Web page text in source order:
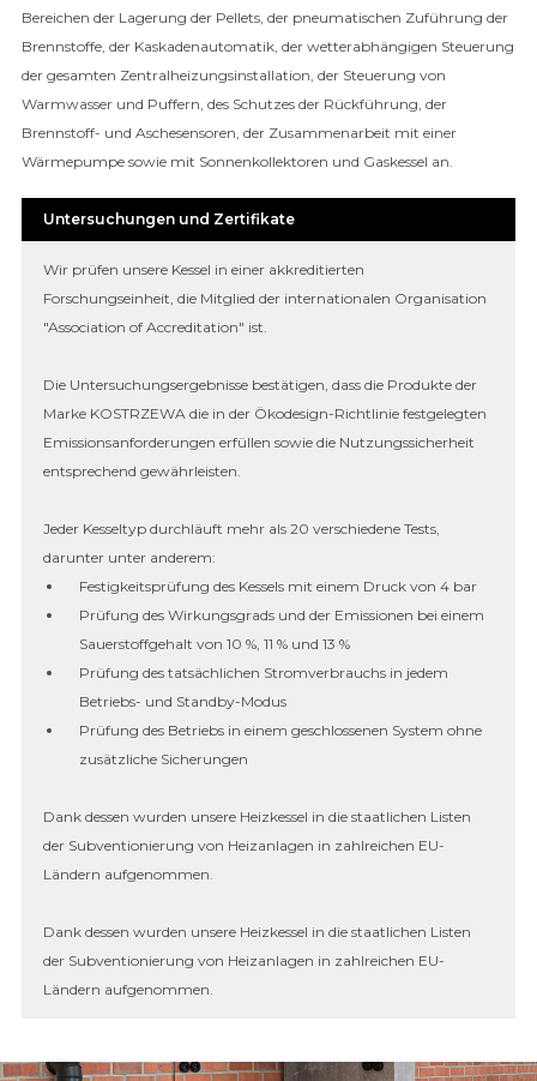
Bereichen der Lagerung der Pellets, der pneumatischen Zuführung der
Brennstoffe, der Kaskadenautomatik, der wetterabhängigen Steuerung
der gesamten Zentralheizungsinstallation, der Steuerung von
Warmwasser und Puffern, des Schutzes der Rückführung, der
Brennstoff- und Aschesensoren, der Zusammenarbeit mit einer
Wärmepumpe sowie mit Sonnenkollektoren und Gaskessel an.
Untersuchungen und Zertifikate
Wir prüfen unsere Kessel in einer akkreditierten
Forschungseinheit, die Mitglied der internationalen Organisation
"Association of Accreditation" ist.
Die Untersuchungsergebnisse bestätigen, dass die Produkte der
Marke KOSTRZEWA die in der Ökodesign-Richtlinie festgelegten
Emissionsanforderungen erfüllen sowie die Nutzungssicherheit
entsprechend gewährleisten.
Jeder Kesseltyp durchläuft mehr als 20 verschiedene Tests,
darunter unter anderem:
Festigkeitsprüfung des Kessels mit einem Druck von 4 bar
Prüfung des Wirkungsgrads und der Emissionen bei einem
Sauerstoffgehalt von 10 %, 11 % und 13 %
Prüfung des tatsächlichen Stromverbrauchs in jedem
Betriebs- und Standby-Modus
Prüfung des Betriebs in einem geschlossenen System ohne
zusätzliche Sicherungen
Dank dessen wurden unsere Heizkessel in die staatlichen Listen
der Subventionierung von Heizanlagen in zahlreichen EU-
Ländern aufgenommen.
Dank dessen wurden unsere Heizkessel in die staatlichen Listen
der Subventionierung von Heizanlagen in zahlreichen EU-
Ländern aufgenommen.